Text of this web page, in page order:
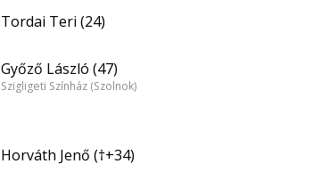
Tordai Teri (24)
Győző László (47)
Szigligeti Színház (Szolnok)
Horváth Jenő (†+34)